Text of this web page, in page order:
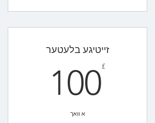
זייטיגע בלעטער
£
100
א וואך